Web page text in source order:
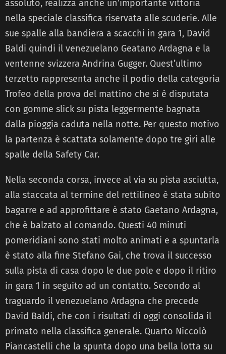
assoluto, realizza anche un’importante vittoria
nella speciale classifica riservata alle scuderie. Alle
sue spalle alla bandiera a scacchi in gara 1, David
Baldi quindi il venezuelano Geatano Ardagna e la
ventenne svizzera Andrina Gugger. Quest’ultimo
terzetto rappresenta anche il podio della categoria
Trofeo della prova del mattino che si è disputata
con gomme slick su pista leggermente bagnata
dalla pioggia caduta nella notte. Per questo motivo
la partenza è scattata solamente dopo tre giri alle
spalle della Safety Car.
Nella seconda corsa, invece al via su pista asciutta,
alla staccata al termine del rettilineo è stata subito
bagarre e ad approfittare è stato Gaetano Ardagna,
che è balzato al comando. Questi 40 minuti
pomeridiani sono stati molto animati e a spuntarla
è stato alla fine Stefano Gai, che trova il successo
sulla pista di casa dopo le due pole e dopo il ritiro
in gara 1 in seguito ad un contatto. Secondo al
traguardo il venezuelano Ardagna che precede
David Baldi, che con i risultati di oggi consolida il
primato nella classifica generale. Quarto Niccolò
Piancastelli che la spunta dopo una bella lotta su